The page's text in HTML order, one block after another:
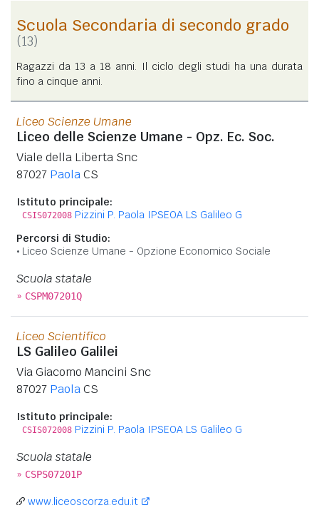
Scuola Secondaria di secondo grado
(13)
Ragazzi da 13 a 18 anni. Il ciclo degli studi ha una durata
fino a cinque anni.
Liceo Scienze Umane
Liceo delle Scienze Umane - Opz. Ec. Soc.
Viale della Liberta Snc
87027 PaolaCS
Istituto principale:
CSIS072008 Pizzini P. Paola IPSEOA LS Galileo G
Percorsi di Studio:
Liceo Scienze Umane - Opzione Economico Sociale
Scuola statale
» CSPM07201Q
Liceo Scientifico
LS Galileo Galilei
Via Giacomo Mancini Snc
87027 PaolaCS
Istituto principale:
CSIS072008 Pizzini P. Paola IPSEOA LS Galileo G
Scuola statale
» CSPS07201P
www.liceoscorza.edu.it